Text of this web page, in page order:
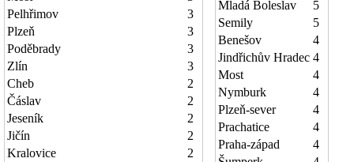
Pelhřimov
3
Plzeň
3
Poděbrady
3
Zlín
3
Cheb
2
Čáslav
2
Jeseník
2
Jičín
2
Kralovice
2
Mladá Boleslav
5
Semily
5
Benešov
4
Jindřichův Hradec 4
Most
4
Nymburk
4
Plzeň-sever
4
Prachatice
4
Praha-západ
4